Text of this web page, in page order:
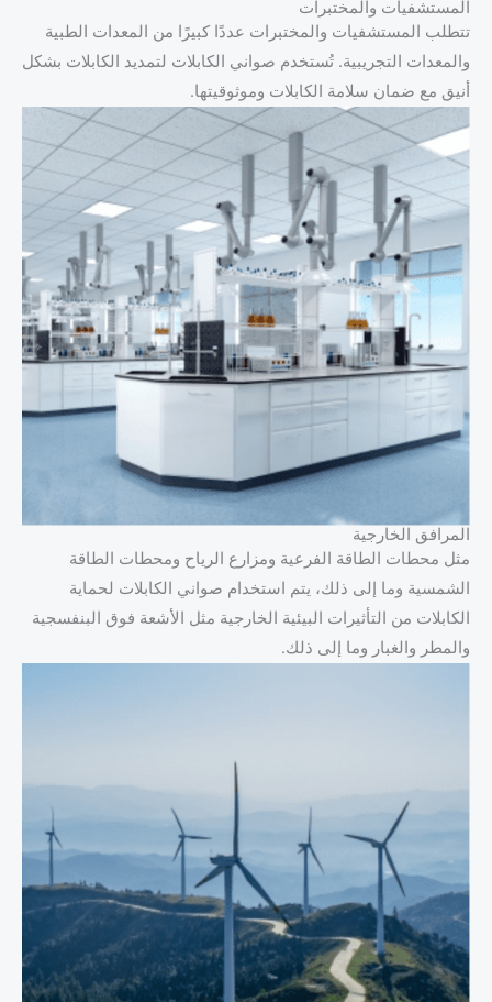
المستشفيات والمختبرات
تتطلب المستشفيات والمختبرات عددًا كبيرًا من المعدات الطبية
والمعدات التجريبية. تُستخدم صواني الكابلات لتمديد الكابلات بشكل
أنيق مع ضمان سلامة الكابلات وموثوقيتها.
المرافق الخارجية
مثل محطات الطاقة الفرعية ومزارع الرياح ومحطات الطاقة
الشمسية وما إلى ذلك، يتم استخدام صواني الكابلات لحماية
الكابلات من التأثيرات البيئية الخارجية مثل الأشعة فوق البنفسجية
والمطر والغبار وما إلى ذلك.